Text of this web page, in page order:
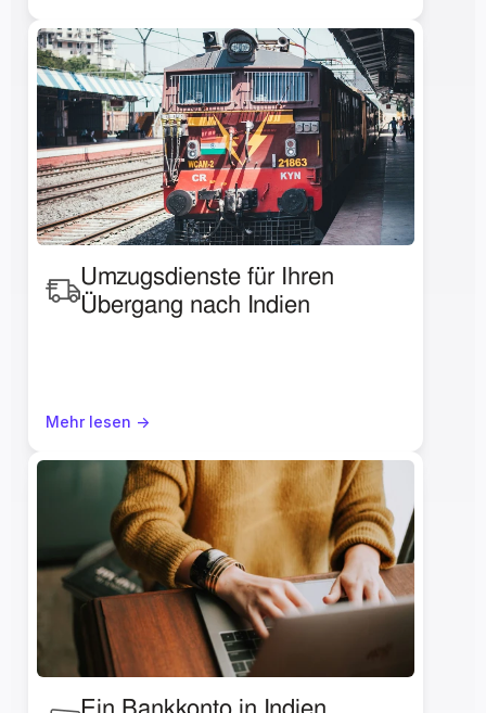
Umzugsdienste für Ihren
Übergang nach Indien
Mehr lesen ->